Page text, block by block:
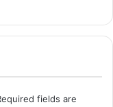
fields are